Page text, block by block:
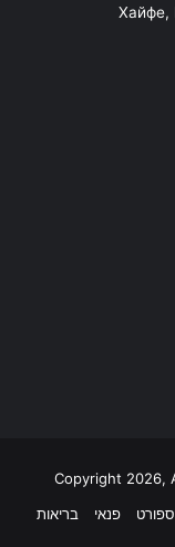
Хайфе,
ספורט פנאי בריאות